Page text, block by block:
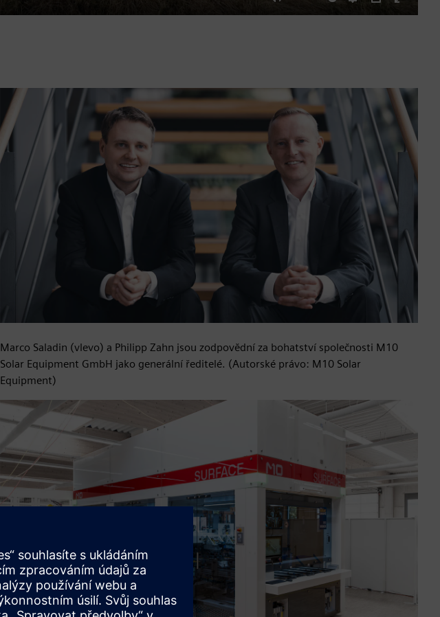
Mute Settings
PIP
Enter
Marco Saladin (vlevo) a Philipp Zahn jsou zodpovědní za bohatství společnosti M10
Solar Equipment GmbH jako generální ředitelé. (Autorské právo: M10 Solar
Equipment)